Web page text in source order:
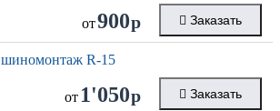
от900р Заказать
шиномонтаж R-15
от 1'050р Заказать